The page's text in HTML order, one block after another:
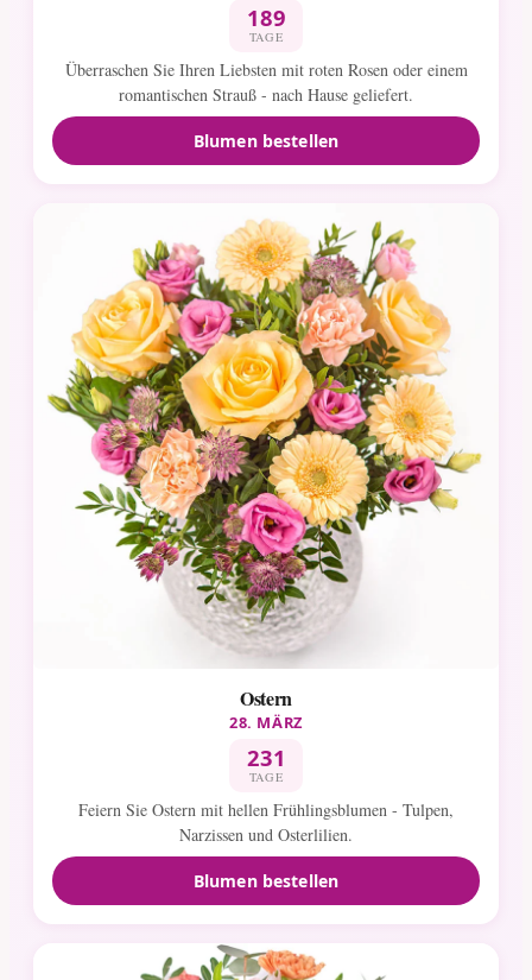
189
TAGE
Überraschen Sie Ihren Liebsten mit roten Rosen oder einem
romantischen Strauß - nach Hause geliefert.
Blumen bestellen
Ostern
28. MÄRZ
231
TAGE
Feiern Sie Ostern mit hellen Frühlingsblumen - Tulpen,
Narzissen und Osterlilien.
Blumen bestellen